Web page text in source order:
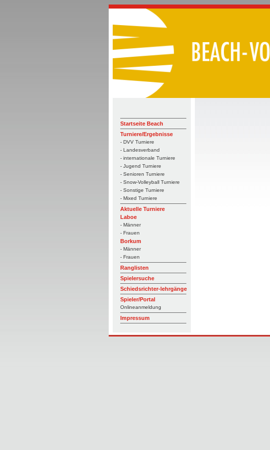
Startseite Beach
Turniere/Ergebnisse
- DVV Turniere
- Landesverband
- internationale Turniere
- Jugend Turniere
- Senioren Turniere
- Snow-Volleyball Turniere
- Sonstige Turniere
- Mixed Turniere
Aktuelle Turniere
Laboe
- Männer
- Frauen
Borkum
- Männer
- Frauen
Ranglisten
Spielersuche
Schiedsrichter-lehrgänge
Spieler/Portal
Onlineanmeldung
Impressum